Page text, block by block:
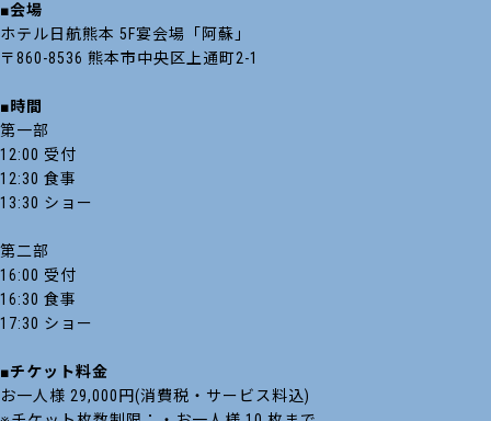
■会場
ホテル日航熊本 5F宴会場「阿蘇」
〒860-8536 熊本市中央区上通町2-1
■時間
第一部
12:00 受付
12:30 食事
13:30 ショー
第二部
16:00 受付
16:30 食事
17:30 ショー
■チケット料金
お一人様 29,000円(消費税・サービス料込)